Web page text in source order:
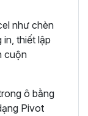
như chèn
thiết lập
cuộn
ô bằng
Pivot